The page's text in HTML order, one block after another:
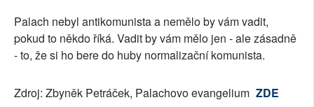
Palach nebyl antikomunista a nemělo by vám vadit,
pokud to někdo říká. Vadit by vám mělo jen - ale zásadně
- to, že si ho bere do huby normalizační komunista.
Zdroj: Zbyněk Petráček, Palachovo evangelium ZDE